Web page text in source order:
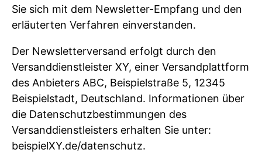
Sie sich mit dem Newsletter-Empfang und den
erläuterten Verfahren einverstanden.
Der Newsletterversand erfolgt durch den
Versanddienstleister XY, einer Versandplattform
des Anbieters ABC, Beispielstraße 5, 12345
Beispielstadt, Deutschland. Informationen über
die Datenschutzbestimmungen des
Versanddienstleisters erhalten Sie unter:
beispielXY.de/datenschutz.